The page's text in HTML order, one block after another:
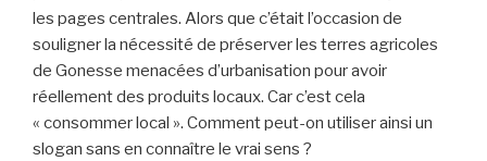
les pages centrales. Alors que c’était l’occasion de
souligner la nécessité de préserver les terres agricoles
de Gonesse menacées d’urbanisation pour avoir
réellement des produits locaux. Car c’est cela
« consommer local ». Comment peut-on utiliser ainsi un
slogan sans en connaître le vrai sens ?